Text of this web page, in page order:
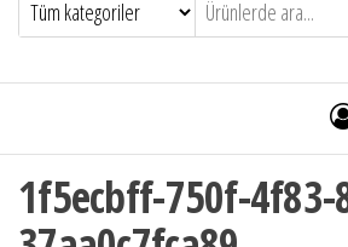
1f5ecbff-750f-4f83-